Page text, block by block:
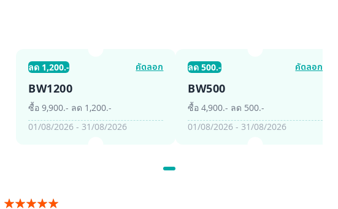
ลด 1,200.- คัดลอก
BW1200
ซื้อ 9,900.- ลด 1,200.-
01/08/2026 - 31/08/2026
ลด 500.- คัดลอก
BW500
ซื้อ 4,900.- ลด 500.-
01/08/2026 - 31/08/2026
อันดับ: